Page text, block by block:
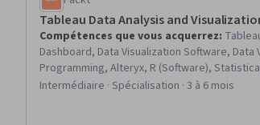
Tableau Data Analysis and
Compétences que vous acquerrez:
Dashboard, Data Visualization Software, Data
Programming, Alteryx, R (Software),
Data Presentation, Statistical Visualization,
Intermédiaire · Spécialisation · 3 à 6 mois